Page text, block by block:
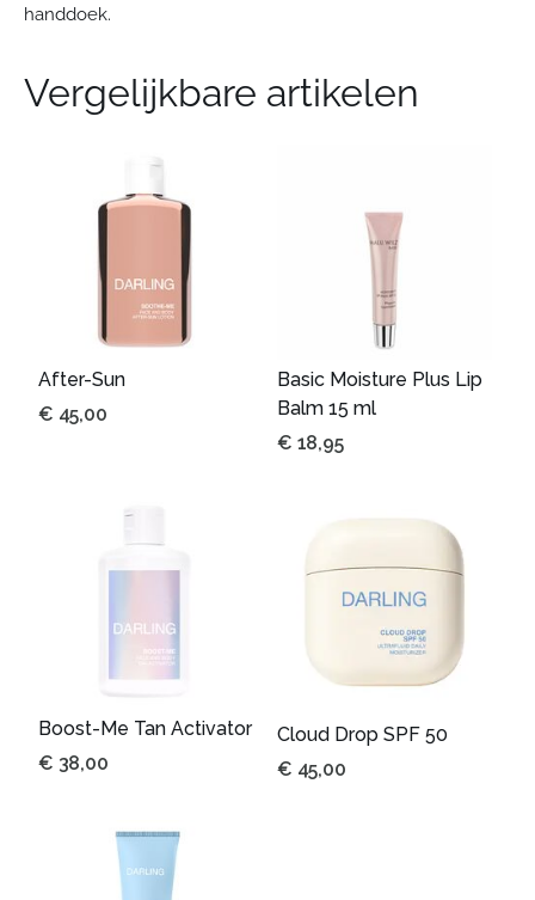
handdoek.
Vergelijkbare artikelen
After-Sun
€ 45,00
Basic Moisture Plus Lip
Balm 15 ml
€ 18,95
Boost-Me Tan Activator
€ 38,00
Cloud Drop SPF 50
€ 45,00